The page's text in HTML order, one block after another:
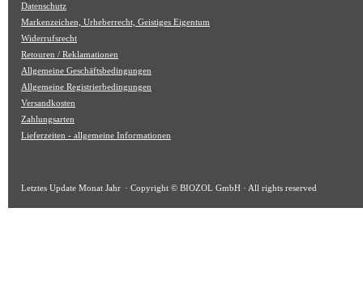
Datenschutz
Markenzeichen, Urheberrecht, Geistiges Eigentum
Widerrufsrecht
Retouren / Reklamationen
Allgemeine Geschäftsbedingungen
Allgemeine Registrierbedingungen
Versandkosten
Zahlungsarten
Lieferzeiten - allgemeine Informationen
Letztes Update Monat Jahr · Copyright © BIOZOL GmbH · All rights reserved